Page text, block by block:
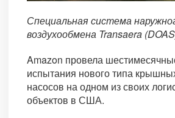
Специальная система
воздухообмена Transaera
Amazon провела
испытания нового типа
насосов на одном из своих
объектов в США.